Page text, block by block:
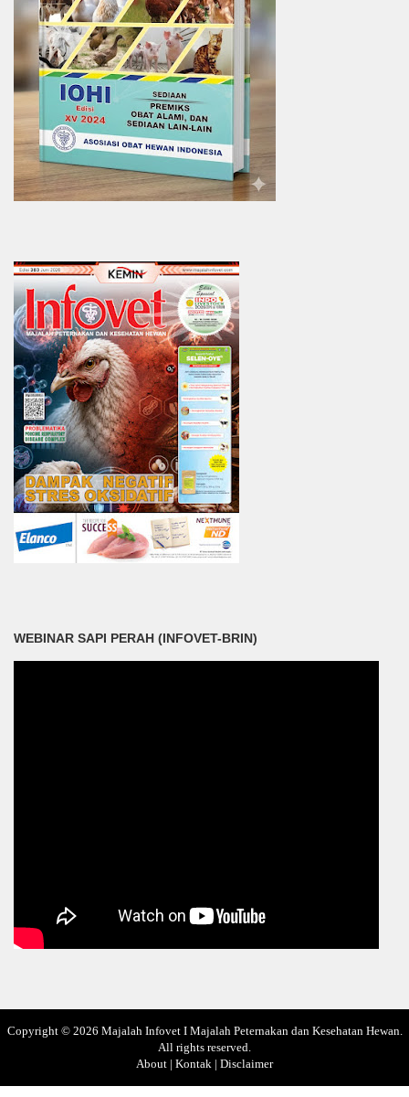
WEBINAR SAPI PERAH (INFOVET-BRIN)
Copyright © 2026 Majalah Infovet I Majalah Peternakan dan Kesehatan Hewan
All rights reserved.
About | Kontak | Disclaimer